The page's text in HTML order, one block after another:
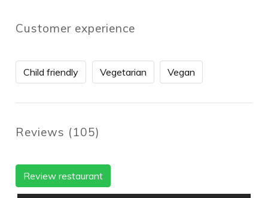
Customer experience
Child friendly Vegetarian Vegan
Reviews (105)
Review restaurant